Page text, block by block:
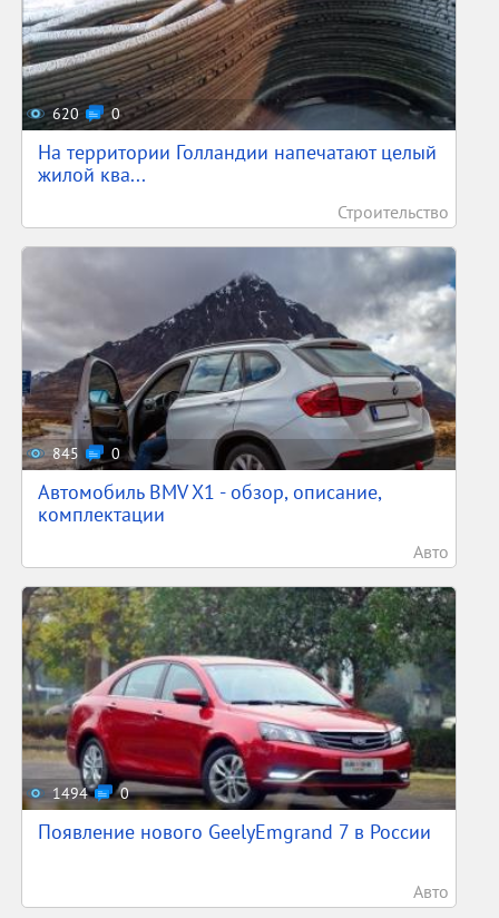
620 0
На территории Голландии напечатают целый
жилой ква...
Строительство
845 0
Автомобиль BMV X1 - обзор, описание,
комплектации
Авто
1494 0
Появление нового GeelyEmgrand 7 в России
Авто